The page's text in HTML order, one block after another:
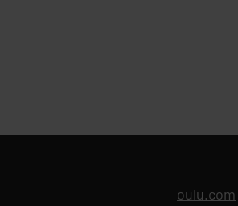
oulu.com